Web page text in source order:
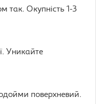
так. Окупність 1-3
Уникайте
поверхневий.